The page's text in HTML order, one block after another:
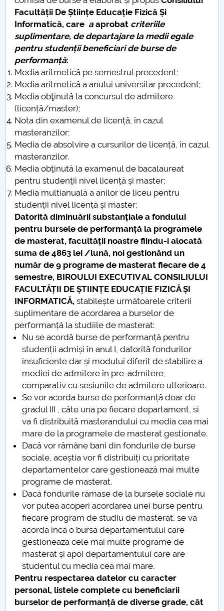
Facultății De Științe Educație Fizică Și
Informatică, care aaprobat criteriile
suplimentare, de departajare la medii egale
pentru studenții beneficiari de burse de
performanță:
Media aritmetică pe semestrul precedent;
Media aritmetică a anului universitar precedent;
Media obţinută la concursul de admitere
(licență/master);
Nota din examenul de licență, în cazul
masteranzilor;
Media de absolvire a cursurilor de licență, în cazul
masteranzilor.
Media obţinută la examenul de bacalaureat
pentru studenţii nivel licenţă și master;
Media multianuală a anilor de liceu pentru
studenţii nivel licenţă și master;
Datorită diminuării substanțiale a fondului
pentru bursele de performanță la programele
de masterat, facultății noastre fiindu-i alocată
suma de 4863 lei /lună, noi gestionând un
număr de 9 programe de masterat fiecare de 4
semestre, BIROULUI EXECUTIV AL CONSILIULUI
FACULTĂȚII DE ȘTIINȚE EDUCAȚIE FIZICĂ ȘI
INFORMATICĂ, stabilește următoarele criterii
suplimentare de acordarea a burselor de
performanță la studiile de masterat:
Nu se acordă burse de performanță pentru
studenții admiși în anul I, datorită fondurilor
insuficiente dar și modului diferit de stabilire a
mediei de admitere în pre-admitere,
comparativ cu sesiunile de admitere ulterioare.
Se vor acorda burse de performanță doar de
gradul III , câte una pe fiecare departament, si
va fi distribuită masterandului cu media cea mai
mare de la programele de masterat gestionate.
Dacă vor rămâne bani din fondurile de burse
sociale, aceștia vor fi distribuiți cu prioritate
departamentelor care gestionează mai multe
programe de masterat.
Dacă fondurile rămase de la bursele sociale nu
vor putea acoperi acordarea unei burse pentru
fiecare program de studiu de masterat, se va
acorda încă o bursă departamentului care
gestionează cele mai multe programe de
masterat și apoi departamentului care are
studentul cu media cea mai mare.
Pentru respectarea datelor cu caracter
personal, listele complete cu beneficiarii
burselor de performanță de diverse grade, cât